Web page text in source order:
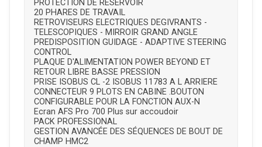
PROTECTION DE RESERVOIR
20 PHARES DE TRAVAIL
RETROVISEURS ELECTRIQUES DEGIVRANTS -
TELESCOPIQUES - MIRROIR GRAND ANGLE
PREDISPOSITION GUIDAGE - ADAPTIVE STEERING
CONTROL
PLAQUE D'ALIMENTATION POWER BEYOND ET
RETOUR LIBRE BASSE PRESSION
PRISE ISOBUS CL -2 ISOBUS 11783 A L ARRIERE
CONNECTEUR 9 PLOTS EN CABINE .BOUTON
CONFIGURABLE POUR LA FONCTION AUX-N
Ecran AFS Pro 700 Plus sur accoudoir
PACK PROFESSIONAL
GESTION AVANCÉE DES SÉQUENCES DE BOUT DE
CHAMP HMC2